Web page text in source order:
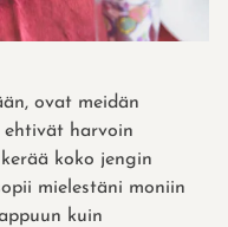
ovat meidän
ehtivät harvoin
koko jengin
mielestäni moniin
kuin